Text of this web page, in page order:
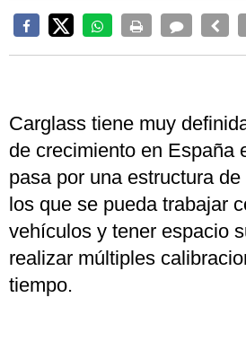
Carglass tiene muy
de crecimiento en España
pasa por una estructura
los que se pueda trabajar
vehículos y tener espacio
realizar múltiples
tiempo.